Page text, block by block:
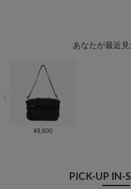
掛け【NAUGHTIAM
あなたが最近
¥8,800
PICK-UP IN-